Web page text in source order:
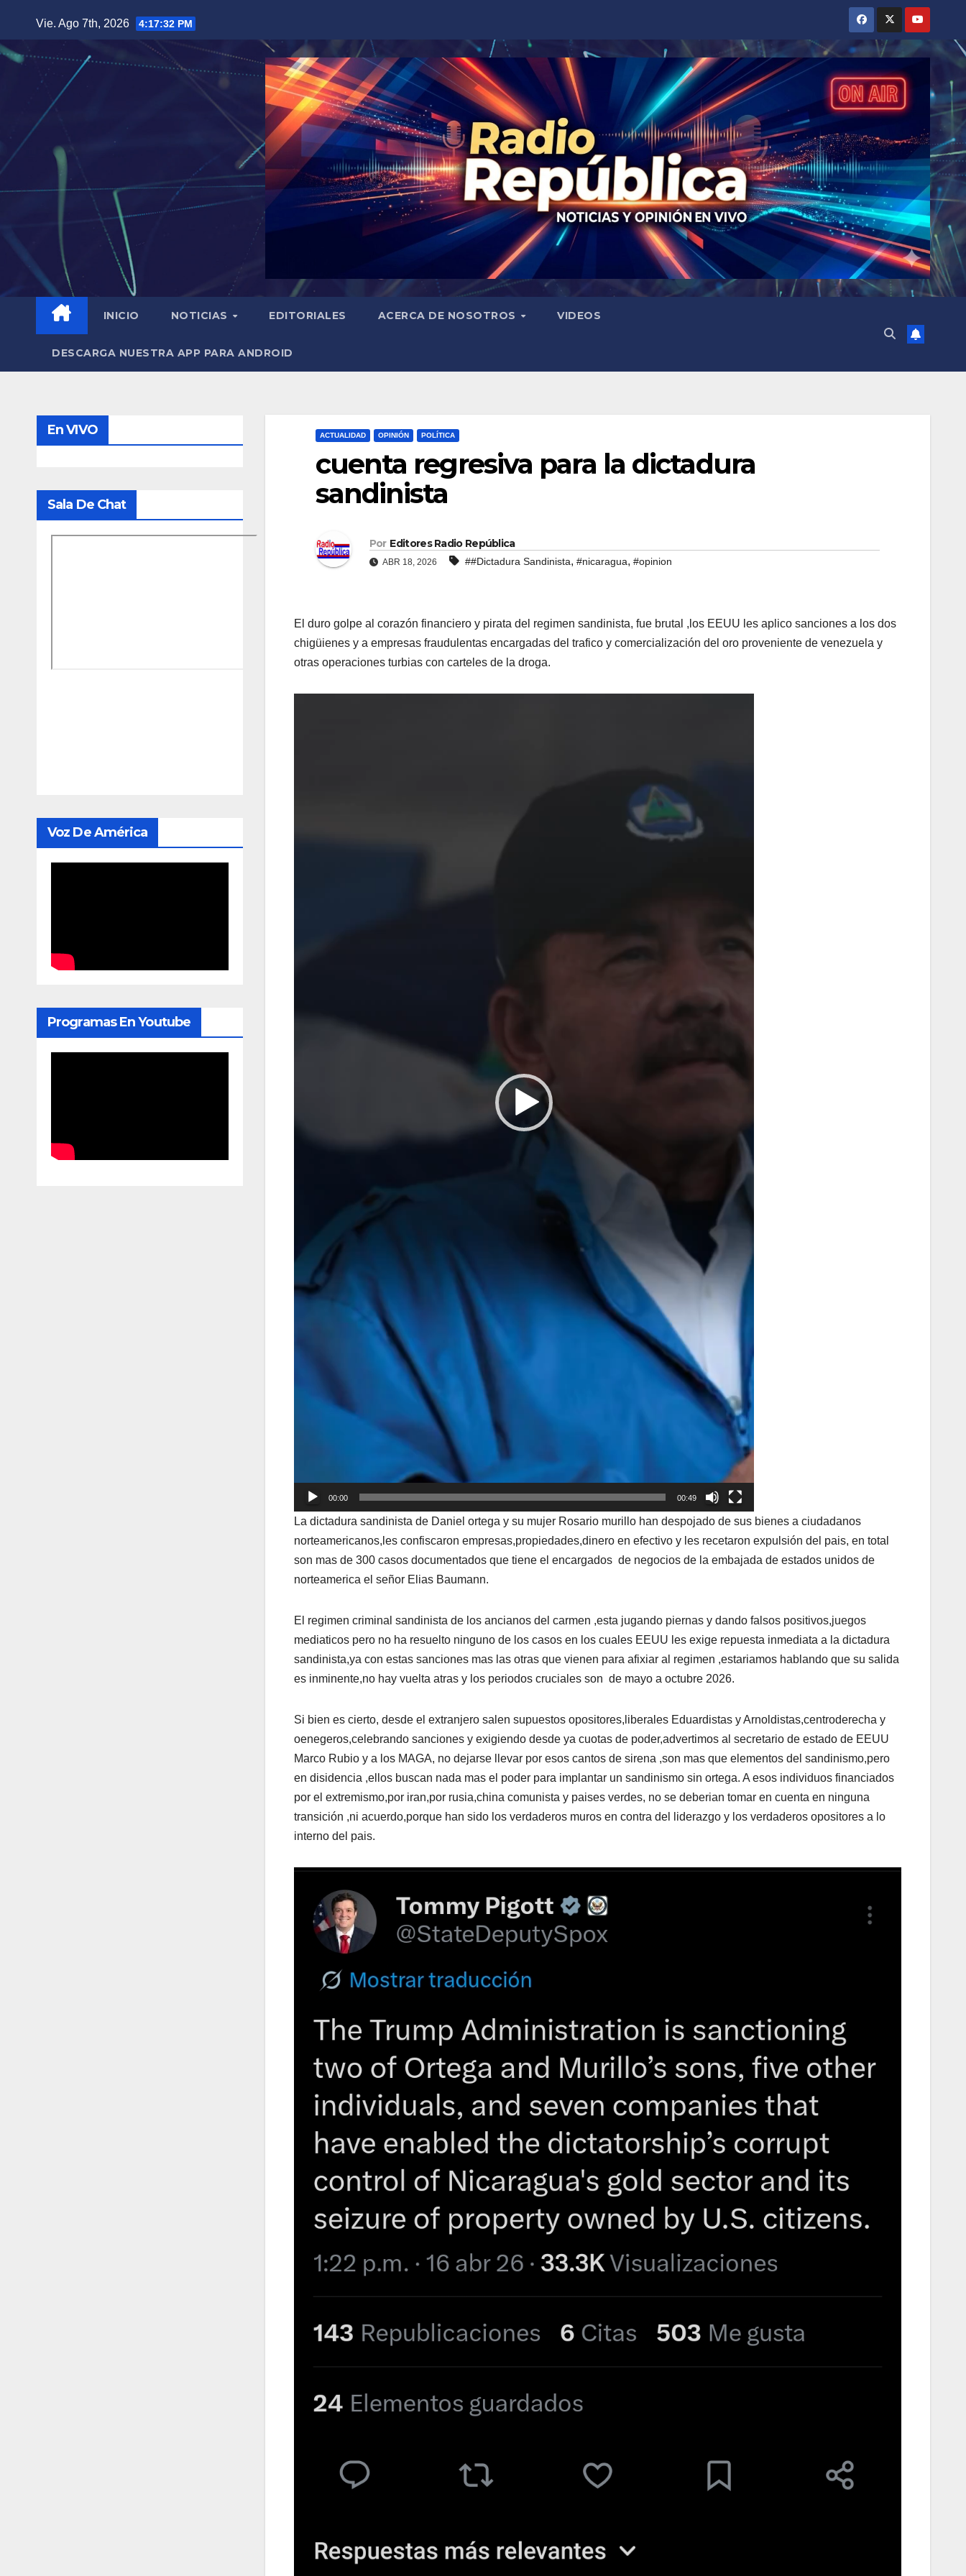
contenido
Vie. Ago 7th, 2026 4:17:33 PM
INICIO NOTICIAS EDITORIALES ACERCA DE NOSOTROS VIDEOS
DESCARGA NUESTRA APP PARA ANDROID
En VIVO
Sala De Chat
Voz De América
Programas En Youtube
ACTUALIDAD OPINIÓN POLÍTICA
cuenta regresiva para la dictadura
sandinista
Por Editores Radio República
ABR 18, 2026 ##Dictadura Sandinista, #nicaragua, #opinion
El duro golpe al corazón financiero y pirata del regimen sandinista, fue brutal ,los EEUU les aplico sanciones a los dos
chigüienes y a empresas fraudulentas encargadas del trafico y comercialización del oro proveniente de venezuela y
otras operaciones turbias con carteles de la droga.
00:00 00:49
La dictadura sandinista de Daniel ortega y su mujer Rosario murillo han despojado de sus bienes a ciudadanos
norteamericanos,les confiscaron empresas,propiedades,dinero en efectivo y les recetaron expulsión del pais, en total
son mas de 300 casos documentados que tiene el encargados de negocios de la embajada de estados unidos de
norteamerica el señor Elias Baumann.
El regimen criminal sandinista de los ancianos del carmen ,esta jugando piernas y dando falsos positivos,juegos
mediaticos pero no ha resuelto ninguno de los casos en los cuales EEUU les exige repuesta inmediata a la dictadura
sandinista,ya con estas sanciones mas las otras que vienen para afixiar al regimen ,estariamos hablando que su salida
es inminente,no hay vuelta atras y los periodos cruciales son de mayo a octubre 2026.
Si bien es cierto, desde el extranjero salen supuestos opositores,liberales Eduardistas y Arnoldistas,centroderecha y
oenegeros,celebrando sanciones y exigiendo desde ya cuotas de poder,advertimos al secretario de estado de EEUU
Marco Rubio y a los MAGA, no dejarse llevar por esos cantos de sirena ,son mas que elementos del sandinismo,pero
en disidencia ,ellos buscan nada mas el poder para implantar un sandinismo sin ortega. A esos individuos financiados
por el extremismo,por iran,por rusia,china comunista y paises verdes, no se deberian tomar en cuenta en ninguna
transición ,ni acuerdo,porque han sido los verdaderos muros en contra del liderazgo y los verdaderos opositores a lo
interno del pais.